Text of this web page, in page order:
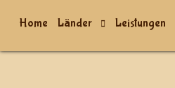
Home Länder Leistungen